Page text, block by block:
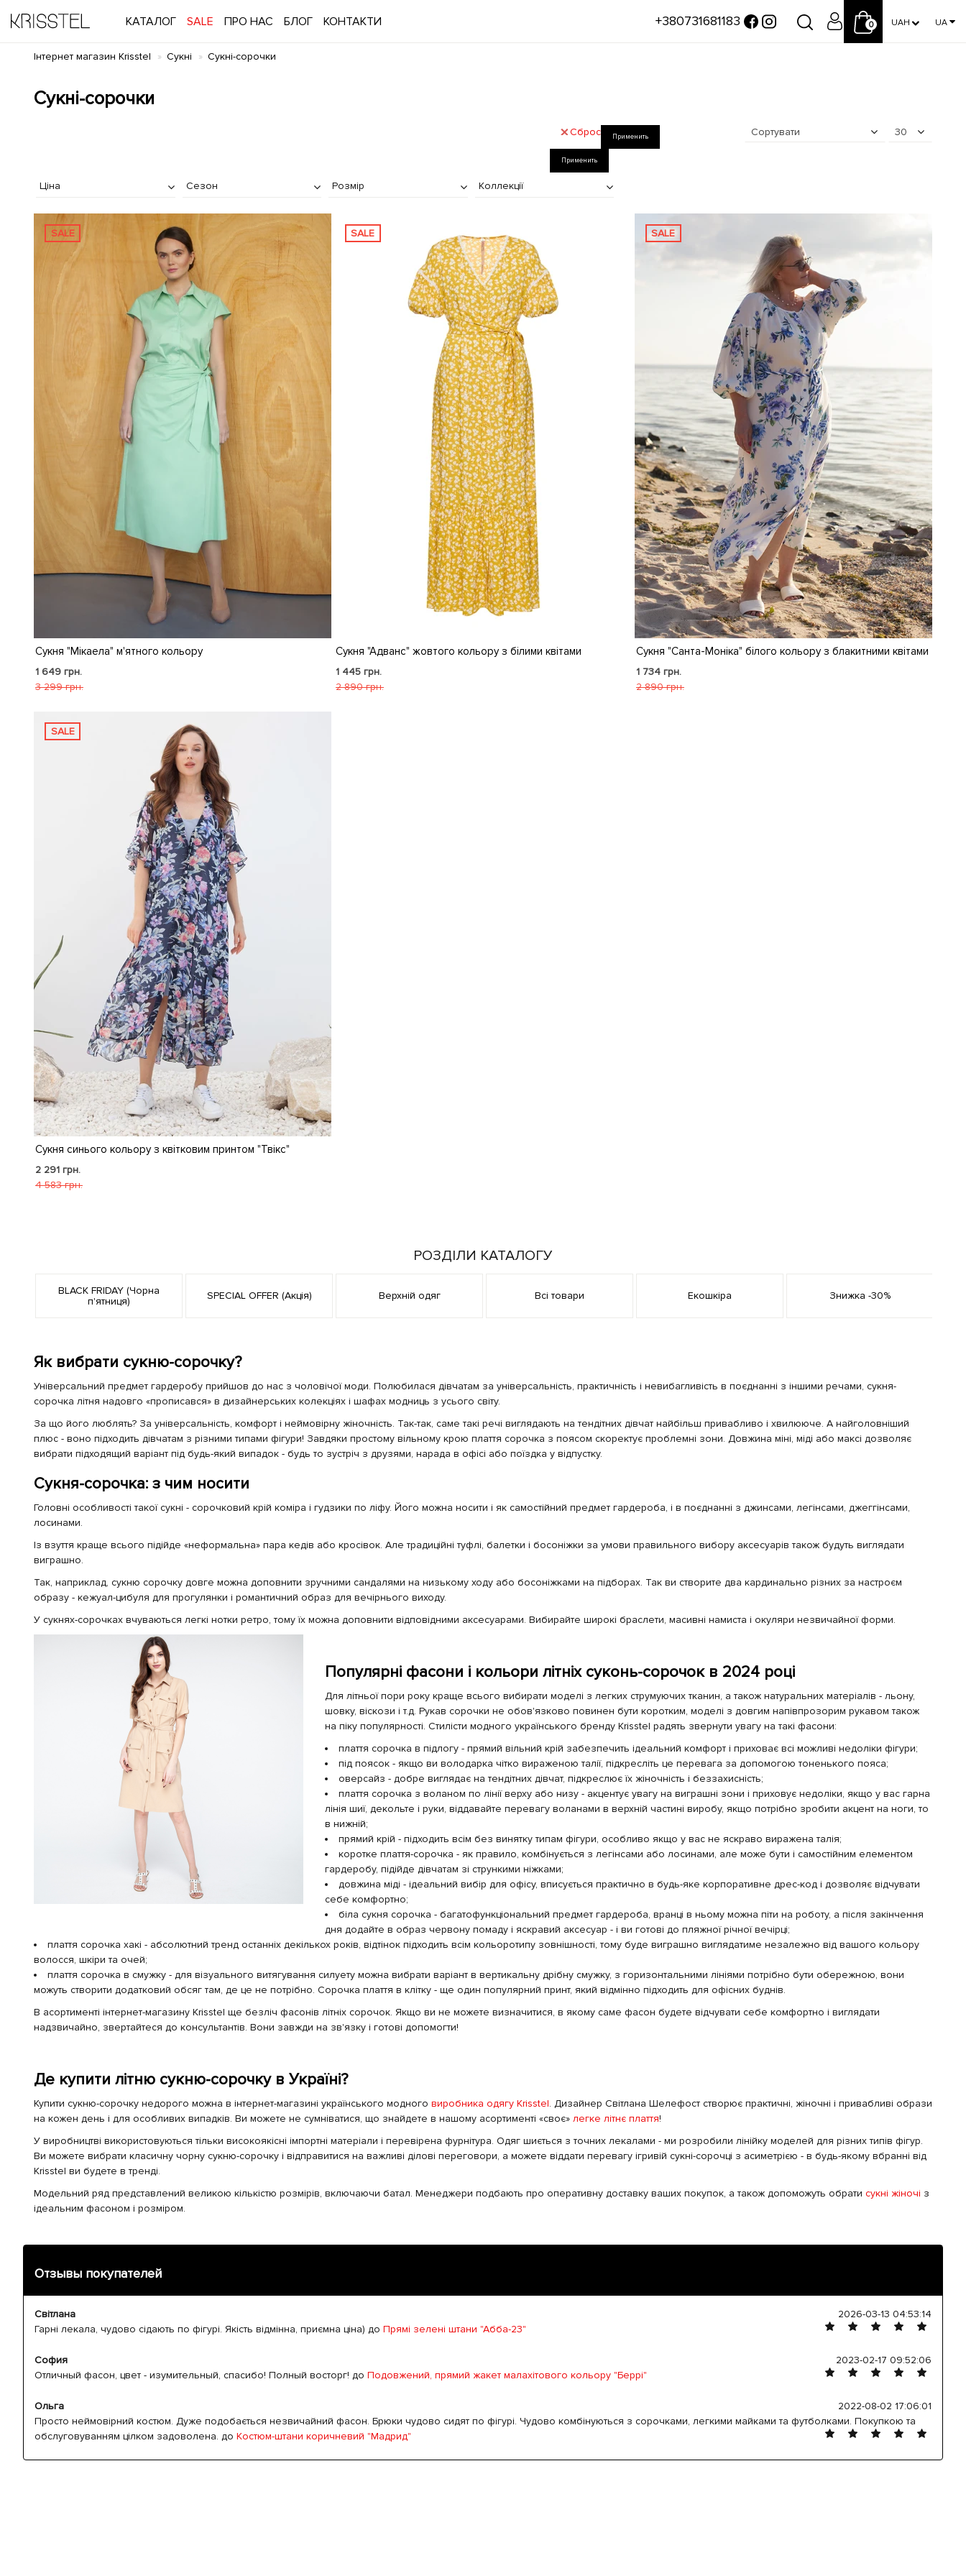
КАТАЛОГ SALE ПРО НАС БЛОГ КОНТАКТИ +380731681183 0 UAH UA
Інтернет магазин Krisstel Сукні Сукні-сорочки
Сукні-сорочки
Сортувати 30
Применить
Ціна Сезон Розмір Коллекції
Сброс Применить
SALE
Сукня "Мікаела" м'ятного кольору
1 649 грн.
3 299 грн.
SALE
Сукня "Адванс" жовтого кольору з білими квітами
1 445 грн.
2 890 грн.
SALE
Сукня "Санта-Моніка" білого кольору з блакитними квітами
1 734 грн.
2 890 грн.
SALE
Сукня синього кольору з квітковим принтом "Твікс"
2 291 грн.
4 583 грн.
РОЗДІЛИ КАТАЛОГУ
BLACK FRIDAY (Чорна
п'ятниця)
SPECIAL OFFER (Акція) Верхній одяг Всі товари Екошкіра Знижка -30%
Як вибрати сукню-сорочку?
Універсальний предмет гардеробу прийшов до нас з чоловічої моди. Полюбилася дівчатам за універсальність, практичність і невибагливість в поєднанні з іншими речами, сукня-
сорочка літня надовго «прописався» в дизайнерських колекціях і шафах модниць з усього світу.
За що його люблять? За універсальність, комфорт і неймовірну жіночність. Так-так, саме такі речі виглядають на тендітних дівчат найбільш привабливо і хвилююче. А найголовніший
плюс - воно підходить дівчатам з різними типами фігури! Завдяки простому вільному крою плаття сорочка з поясом скоректує проблемні зони. Довжина міні, міді або максі дозволяє
вибрати підходящий варіант під будь-який випадок - будь то зустріч з друзями, нарада в офісі або поїздка у відпустку.
Сукня-сорочка: з чим носити
Головні особливості такої сукні - сорочковий крій коміра і гудзики по ліфу. Його можна носити і як самостійний предмет гардероба, і в поєднанні з джинсами, легінсами, джеггінсами,
лосинами.
Із взуття краще всього підійде «неформальна» пара кедів або кросівок. Але традиційні туфлі, балетки і босоніжки за умови правильного вибору аксесуарів також будуть виглядати
виграшно.
Так, наприклад, сукню сорочку довге можна доповнити зручними сандалями на низькому ходу або босоніжками на підборах. Так ви створите два кардинально різних за настроєм
образу - кежуал-цибуля для прогулянки і романтичний образ для вечірнього виходу.
У сукнях-сорочках вчуваються легкі нотки ретро, тому їх можна доповнити відповідними аксесуарами. Вибирайте широкі браслети, масивні намиста і окуляри незвичайної форми.
Популярні фасони і кольори літніх суконь-сорочок в 2024 році
Для літньої пори року краще всього вибирати моделі з легких струмуючих тканин, а також натуральних матеріалів - льону,
шовку, віскози і т.д. Рукав сорочки не обов'язково повинен бути коротким, моделі з довгим напівпрозорим рукавом також
на піку популярності. Стилісти модного українського бренду Krisstel радять звернути увагу на такі фасони:
плаття сорочка в підлогу - прямий вільний крій забезпечить ідеальний комфорт і приховає всі можливі недоліки фігури;
під поясок - якщо ви володарка чітко вираженою талії, підкресліть це перевага за допомогою тоненького пояса;
оверсайз - добре виглядає на тендітних дівчат, підкреслює їх жіночність і беззахисність;
плаття сорочка з воланом по лінії верху або низу - акцентує увагу на виграшні зони і приховує недоліки, якщо у вас гарна
лінія шиї, декольте і руки, віддавайте перевагу воланами в верхній частині виробу, якщо потрібно зробити акцент на ноги, то
в нижній;
прямий крій - підходить всім без винятку типам фігури, особливо якщо у вас не яскраво виражена талія;
коротке плаття-сорочка - як правило, комбінується з легінсами або лосинами, але може бути і самостійним елементом
гардеробу, підійде дівчатам зі стрункими ніжками;
довжина міді - ідеальний вибір для офісу, вписується практично в будь-яке корпоративне дрес-код і дозволяє відчувати
себе комфортно;
біла сукня сорочка - багатофункціональний предмет гардероба, вранці в ньому можна піти на роботу, а після закінчення
дня додайте в образ червону помаду і яскравий аксесуар - і ви готові до пляжної річної вечірці;
плаття сорочка хакі - абсолютний тренд останніх декількох років, відтінок підходить всім кольоротипу зовнішності, тому буде виграшно виглядатиме незалежно від вашого кольору
волосся, шкіри та очей;
плаття сорочка в смужку - для візуального витягування силуету можна вибрати варіант в вертикальну дрібну смужку, з горизонтальними лініями потрібно бути обережною, вони
можуть створити додатковий обсяг там, де це не потрібно. Сорочка плаття в клітку - ще один популярний принт, який відмінно підходить для офісних буднів.
В асортименті інтернет-магазину Krisstel ще безліч фасонів літніх сорочок. Якщо ви не можете визначитися, в якому саме фасон будете відчувати себе комфортно і виглядати
надзвичайно, звертайтеся до консультантів. Вони завжди на зв'язку і готові допомогти!
Де купити літню сукню-сорочку в Україні?
Купити сукню-сорочку недорого можна в інтернет-магазині українського модного виробника одягу Krisstel. Дизайнер Світлана Шелефост створює практичні, жіночні і привабливі образи
на кожен день і для особливих випадків. Ви можете не сумніватися, що знайдете в нашому асортименті «своє» легке літнє плаття!
У виробництві використовуються тільки високоякісні імпортні матеріали і перевірена фурнітура. Одяг шиється з точних лекалами - ми розробили лінійку моделей для різних типів фігур.
Ви можете вибрати класичну чорну сукню-сорочку і відправитися на важливі ділові переговори, а можете віддати перевагу ігривій сукні-сорочці з асиметрією - в будь-якому вбранні від
Krisstel ви будете в тренді.
Модельний ряд представлений великою кількістю розмірів, включаючи батал. Менеджери подбають про оперативну доставку ваших покупок, а також допоможуть обрати сукні жіночі з
ідеальним фасоном і розміром.
Отзывы покупателей
Світлана
2026-03-13 04:53:14
Гарні лекала, чудово сідають по фігурі. Якість відмінна, приємна ціна) до Прямі зелені штани "Абба-23"
София
2023-02-17 09:52:06
Отличный фасон, цвет - изумительный, спасибо! Полный восторг! до Подовжений, прямий жакет малахітового кольору "Беррі"
Ольга
2022-08-02 17:06:01
Просто неймовірний костюм. Дуже подобається незвичайний фасон. Брюки чудово сидят по фігурі. Чудово комбінуються з сорочками, легкими майками та футболками. Покупкою та
обслуговуванням цілком задоволена. до Костюм-штани коричневий "Мадрид"